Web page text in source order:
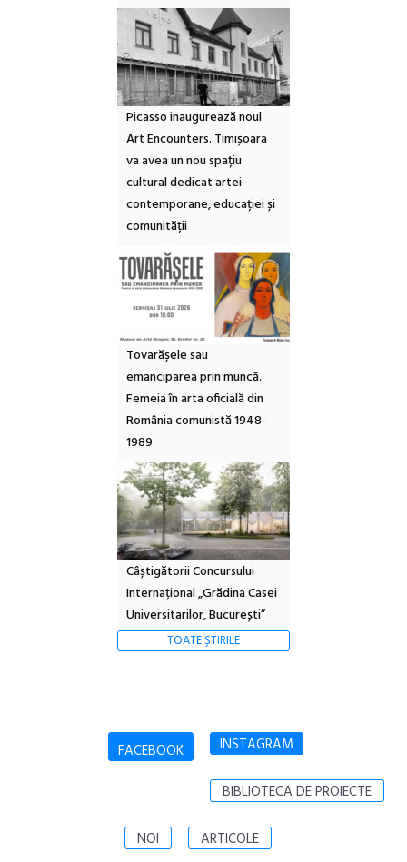
Picasso inaugurează noul
Art Encounters. Timișoara
va avea un nou spațiu
cultural dedicat artei
contemporane, educației și
comunității
Tovarășele sau
emanciparea prin muncă.
Femeia în arta oficială din
România comunistă 1948-
1989
Câștigătorii Concursului
Internațional „Grădina Casei
Universitarilor, București”
TOATE ȘTIRILE
FACEBOOK INSTAGRAM
BIBLIOTECA DE PROIECTE
NOI ARTICOLE